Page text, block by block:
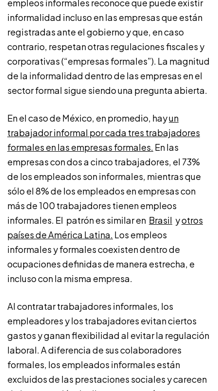
empleos informales reconoce que puede existir
informalidad incluso en las empresas que están
registradas ante el gobierno y que, en caso
contrario, respetan otras regulaciones fiscales y
corporativas (“empresas formales”). La magnitud
de la informalidad dentro de las empresas en el
sector formal sigue siendo una pregunta abierta.
En el caso de México, en promedio, hayun
trabajador informal por cada tres trabajadores
formales en las empresas formales. En las
empresas con dos a cinco trabajadores, el 73%
de los empleados son informales, mientras que
sólo el 8% de los empleados en empresas con
más de 100 trabajadores tienen empleos
informales. El patrón es similar en Brasil yotros
países de América Latina. Los empleos
informales y formales coexisten dentro de
ocupaciones definidas de manera estrecha, e
incluso con la misma empresa.
Al contratar trabajadores informales, los
empleadores y los trabajadores evitan ciertos
gastos y ganan flexibilidad al evitar la regulación
laboral. A diferencia de sus colaboradores
formales, los empleados informales están
excluidos de las prestaciones sociales y carecen